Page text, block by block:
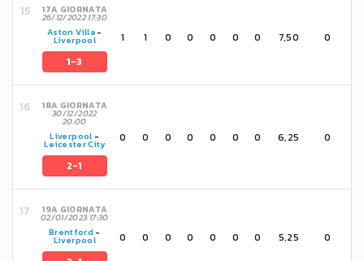
17A GIORNATA
26/12/2022 17:30
Aston Villa-
Liverpool
1-3
1 1 0 0 0 0 0 7,50 0
18A GIORNATA
30/12/2022
20:00
Liverpool -
Leicester City
2-1
0 0 0 0 0 0 0 6,25 0
19A GIORNATA
02/01/2023 17:30
Brentford -
Liverpool 0 0 0 0 0 0 0 5,25 0